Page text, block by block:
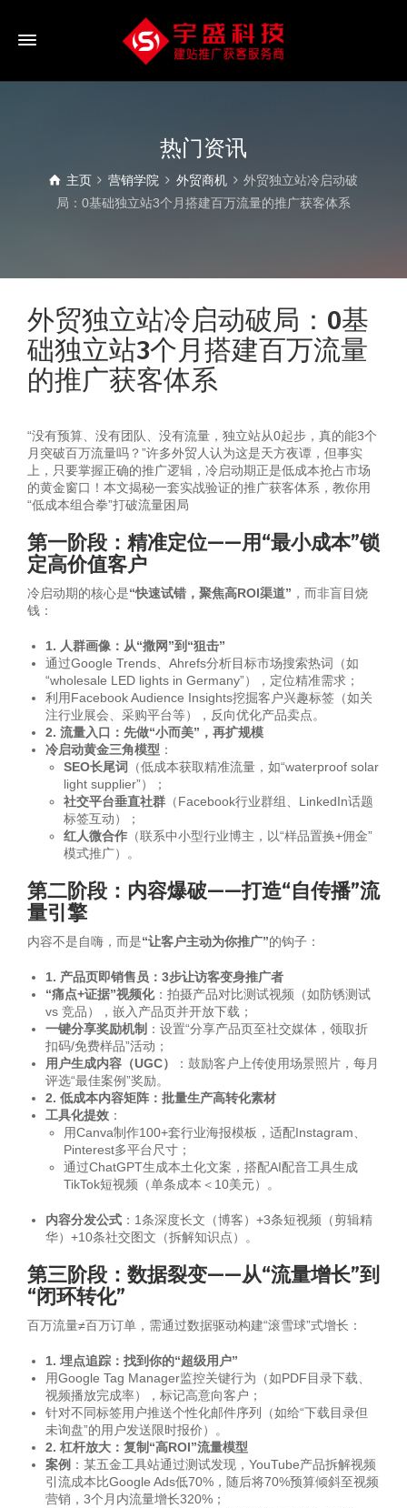
热门资讯
主页 营销学院 外贸商机
外贸独立站冷启动破
局：0基础独立站3个月搭建百万流量的推广获客体系
外贸独立站冷启动破局：0基
础独立站3个月搭建百万流量
的推广获客体系
“没有预算、没有团队、没有流量，独立站从0起步，真的能3个
月突破百万流量吗？”许多外贸人认为这是天方夜谭，但事实
上，只要掌握正确的推广逻辑，冷启动期正是低成本抢占市场
的黄金窗口！本文揭秘一套实战验证的推广获客体系，教你用
“低成本组合拳”打破流量困局
第一阶段：精准定位——用“最小成本”锁
定高价值客户
冷启动期的核心是“快速试错，聚焦高ROI渠道” ，而非盲目烧
钱：
1. 人群画像：从“撒网”到“狙击”
通过Google Trends、Ahrefs分析目标市场搜索热词（如
“wholesale LED lights in Germany”），定位精准需求；
利用Facebook Audience Insights挖掘客户兴趣标签（如关
注行业展会、采购平台等），反向优化产品卖点。
2. 流量入口：先做“小而美”，再扩规模
冷启动黄金三角模型 ：
SEO长尾词
（低成本获取精准流量，如“waterproof solar
light supplier”）；
社交平台垂直社群 （Facebook行业群组、LinkedIn话题
标签互动）；
红人微合作 （联系中小型行业博主，以“样品置换+佣金”
模式推广）。
第二阶段：内容爆破——打造“自传播”流
量引擎
内容不是自嗨，而是“让客户主动为你推广”的钩子：
1. 产品页即销售员：3步让访客变身推广者
“痛点+证据”视频化：拍摄产品对比测试视频（如防锈测试
vs 竞品），嵌入产品页并开放下载；
一键分享奖励机制 ：设置“分享产品页至社交媒体，领取折
扣码/免费样品”活动；
用户生成内容（UGC）
：鼓励客户上传使用场景照片，每月
评选“最佳案例”奖励。
2. 低成本内容矩阵：批量生产高转化素材
工具化提效 ：
用Canva制作100+套行业海报模板，适配Instagram、
Pinterest多平台尺寸；
通过ChatGPT生成本土化文案，搭配AI配音工具生成
TikTok短视频（单条成本＜10美元）。
内容分发公式 ：1条深度长文（博客）+3条短视频（剪辑精
华）+10条社交图文（拆解知识点）。
第三阶段：数据裂变——从“流量增长”到
“闭环转化”
百万流量≠百万订单，需通过数据驱动构建“滚雪球”式增长：
1. 埋点追踪：找到你的“超级用户”
用Google Tag Manager监控关键行为（如PDF目录下载、
视频播放完成率），标记高意向客户；
针对不同标签用户推送个性化邮件序列（如给“下载目录但
未询盘”的用户发送限时报价）。
2. 杠杆放大：复制“高ROI”流量模型
案例 ：某五金工具站通过测试发现，YouTube产品拆解视频
引流成本比Google Ads低70%，随后将70%预算倾斜至视频
营销，3个月内流量增长320%；